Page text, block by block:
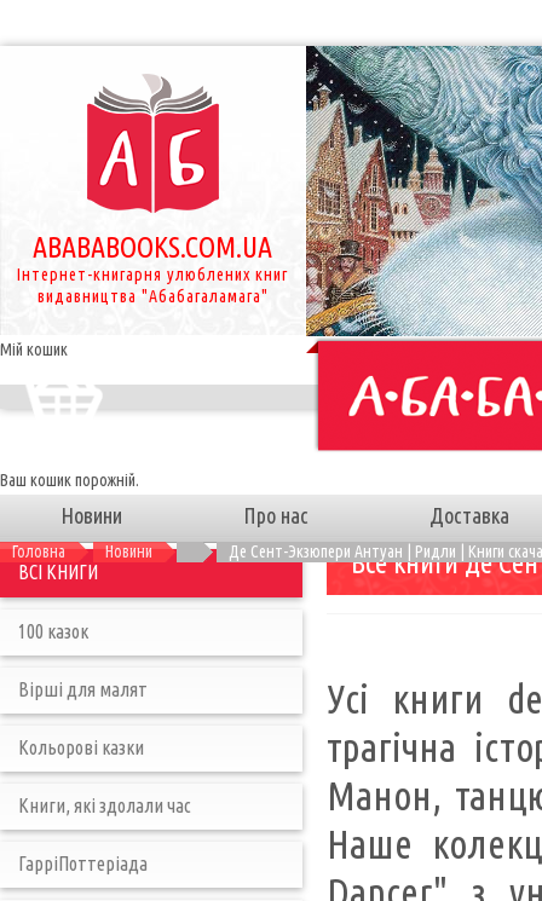
ABABABOOKS.COM.UA
Інтернет-книгарня улюблених книг
видавництва "Абабагаламага"
Мій кошик
Ваш кошик порожній.
Новини Про нас Доставка
Головна Новини Де Сент-Экзюпери Антуан | Ридли | Книги
Все книги де
Усі книги
трагічна
Манон,
Наше
ВСІ КНИГИ
100 казок
Вірші для малят
Кольорові казки
Книги, які здолали час
ГарріПоттеріада